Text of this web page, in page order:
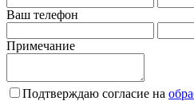
Ваш телефон
Примечание
Подтверждаю согласие на